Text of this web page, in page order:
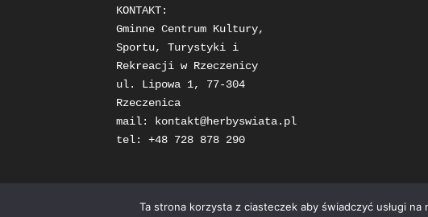
KONTAKT:
Gminne Centrum Kultury,
Sportu, Turystyki i
Rekreacji w Rzeczenicy
ul. Lipowa 1, 77-304
Rzeczenica
mail: kontakt@herbyswiata.pl
tel: +48 728 878 290
Ta strona korzysta z ciasteczek aby świadczyć usługi